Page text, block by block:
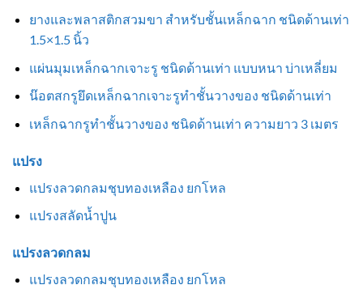
ยางและพลาสติกสวมขา สำหรับชั้นเหล็กฉาก ชนิดด้านเท่า
1.5×1.5 นิ้ว
แผ่นมุมเหล็กฉากเจาะรู ชนิดด้านเท่า แบบหนา บ่าเหลี่ยม
น๊อตสกรูยึดเหล็กฉากเจาะรูทำชั้นวางของ ชนิดด้านเท่า
เหล็กฉากรูทำชั้นวางของ ชนิดด้านเท่า ความยาว 3 เมตร
แปรง
แปรงลวดกลมชุบทองเหลือง ยกโหล
แปรงสลัดน้ำปูน
แปรงลวดกลม
แปรงลวดกลมชุบทองเหลือง ยกโหล